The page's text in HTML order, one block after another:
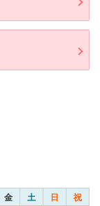
金 土 日 祝